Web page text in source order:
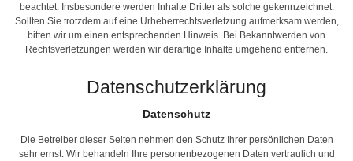
beachtet. Insbesondere werden Inhalte Dritter als solche gekennzeichnet.
Sollten Sie trotzdem auf eine Urheberrechtsverletzung aufmerksam werden,
bitten wir um einen entsprechenden Hinweis. Bei Bekanntwerden von
Rechtsverletzungen werden wir derartige Inhalte umgehend entfernen.
Datenschutzerklärung
Datenschutz
Die Betreiber dieser Seiten nehmen den Schutz Ihrer persönlichen Daten
sehr ernst. Wir behandeln Ihre personenbezogenen Daten vertraulich und